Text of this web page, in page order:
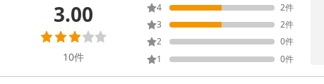
3.00
10件
4
2件
3
2件
2
0件
1
0件